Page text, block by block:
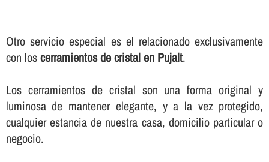
Otro servicio especial es el relacionado exclusivamente
con loscerramientos de cristal en Pujalt.
Los cerramientos de cristal son una forma original y
luminosa de mantener elegante, y a la vez protegido,
cualquier estancia de nuestra casa, domicilio particular o
negocio.